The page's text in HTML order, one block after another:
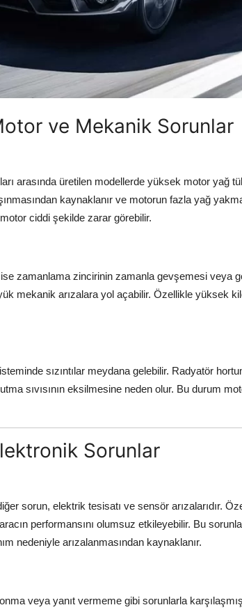
ve Mekanik Sorunlar
arasında üretilen modellerde yüksek motor yağ
kaynaklanır ve motorun fazla yağ
ciddi şekilde zarar görebilir.
ise zamanlama zincirinin zamanla gevşemesi veya
mekanik arızalara yol açabilir. Özellikle yüksek
sızıntılar meydana gelebilir. Radyatör
sıvısının eksilmesine neden olur. Bu durum
Sorunlar
sorun, elektrik tesisatı ve sensör arızalarıdır.
performansını olumsuz etkileyebilir. Bu
nedeniyle arızalanmasından kaynaklanır.
veya yanıt vermeme gibi sorunlarla